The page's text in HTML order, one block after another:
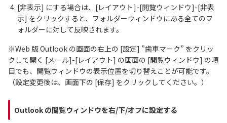
[非表示] にする場合は、[レイアウト]-[閲覧ウィンドウ]-[非表
示] をクリックすると、フォルダーウィンドウにある全てのフ
ォルダーに対して反映されます。
※Web 版 Outlook の画面の右上の [設定] ”歯車マーク” をクリッ
クして開く [メール]-[レイアウト] の画面の [閲覧ウィンドウ] の項
目でも、閲覧ウィンドウの表示位置を切り替えことが可能です。
（設定変更後は、画面下の [保存] をクリックしてください。）
Outlook の閲覧ウィンドウを右/下/オフに設定する